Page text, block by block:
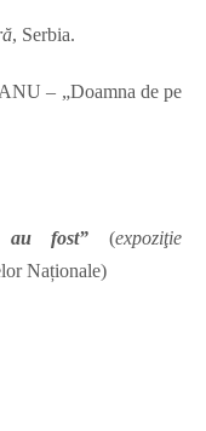
, Serbia.
– „Doamna de pe
au fost” (expoziţie
Naționale)